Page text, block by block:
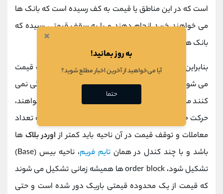
است که در این مناطق یا قیمت به کف رسیده است که بانک‌ ها
می‌ خواهند خرید انجام دهند و یا به سقف قیمتی رسیده که
بانک‌ ها می‌ خواهند
بنابراین به احتمال زیاد، این مناطق منجر به تغییر جهت قیمت
می‌ شوند زیرا بانک‌ ها اقدام به گرفتن پوزیشن‌ های بزرگی نمی‌
کنند مگر اینکه مطمئن باشند قیمت در مسیری که می‌ خواهند،
حرکت خواهد کرد. برخلاف مناطق عادی
که تعداد
معاملات و توقف قیمت در آن ناحیه باید کمتر ازاوردر بلاک‌ها
باشد و با چند کندل در همانتایم فریم
، ناحیه بیس (Base)
تشکیل شود، order block ها همیشه زمانی تشکیل می‌ شوند
که قیمت از یک محدوده قیمتی باریک دور شده است و حتی
×
به روز بمانید!
آیا می‌خواهید از آخرین اخبار مطلع شوید؟
حتما